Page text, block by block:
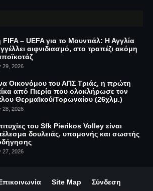
FIFA – UEFA για το Μουντιάλ: Η Αγγλία
αιφνιδιασμό, στο τραπέζι ακόμη
29, 2026
Οικονόμου του ΑΠΣ Τριάς, η πρώτη
από Πιερία που ολοκλήρωσε τον
Θερμαϊκού/Τορωναίου (26χλμ.)
28, 2026
του Sfk Pierikos Volley είναι
δουλειάς, υπομονής και σωστής
27, 2026
Site Map Σύνδεση